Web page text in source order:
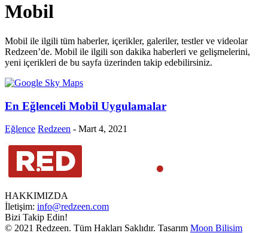
Mobil
Mobil ile ilgili tüm haberler, içerikler, galeriler, testler ve videolar
Redzeen’de. Mobil ile ilgili son dakika haberleri ve gelişmelerini,
yeni içerikleri de bu sayfa üzerinden takip edebilirsiniz.
En Eğlenceli Mobil Uygulamalar
Eğlence Redzeen - Mart 4, 2021
HAKKIMIZDA
İletişim: info@redzeen.com
Bizi Takip Edin!
© 2021 Redzeen. Tüm Hakları Saklıdır. Tasarım Moon Bilisim